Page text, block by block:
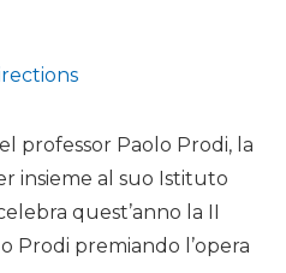
professor Paolo Prodi, la
insieme al suo Istituto
quest’anno la II
Prodi premiando l’opera